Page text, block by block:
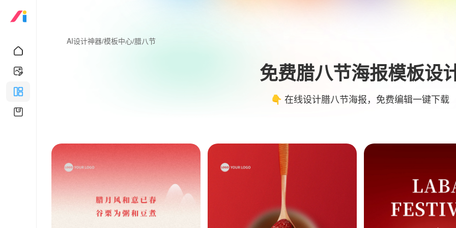
AI设计神器/模板中心/腊八节
免费腊八节海报模板设
👇 在线设计腊八节海报，免费编辑一键下载